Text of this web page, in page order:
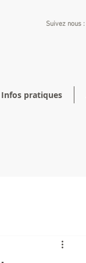
Suivez nous :
Infos pratiques